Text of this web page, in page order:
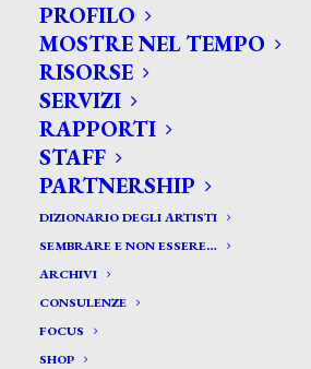
PROFILO
MOSTRE NEL TEMPO
RISORSE
SERVIZI
RAPPORTI
STAFF
PARTNERSHIP
DIZIONARIO DEGLI ARTISTI
SEMBRARE E NON ESSERE…
ARCHIVI
CONSULENZE
FOCUS
SHOP
CERCA TRA GLI ARTISTI:
Search
for:
Hubner A.